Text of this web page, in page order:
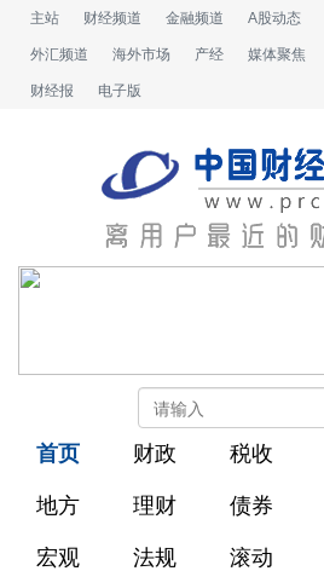
主站 财经频道 金融频道 A股动态
外汇频道 海外市场 产经 媒体聚焦
财经报 电子版
首页 财政 税收
地方 理财 债券
宏观 法规 滚动